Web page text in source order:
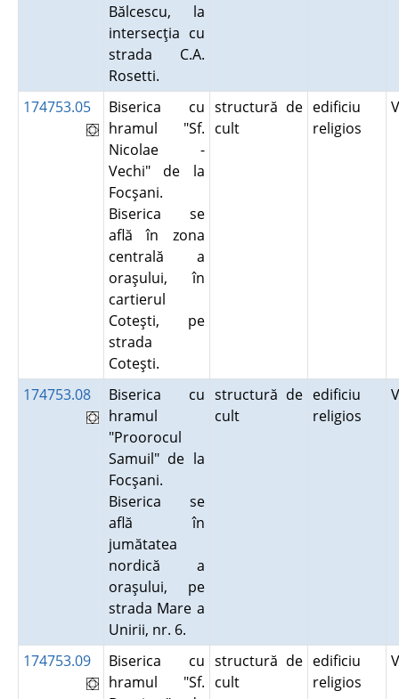
Bălcescu, la
intersecţia cu
strada C.A.
Rosetti.
174753.05
Biserica cu
hramul "Sf.
Nicolae -
Vechi" de la
Focşani.
Biserica se
află în zona
centrală a
oraşului, în
cartierul
Coteşti, pe
strada
Coteşti.
structură de
cult
edificiu
religios
174753.08
Biserica cu
hramul
"Proorocul
Samuil" de la
Focşani.
Biserica se
află în
jumătatea
nordică a
oraşului, pe
strada Mare a
Unirii, nr. 6.
structură de
cult
edificiu
religios
174753.09
Biserica cu
hramul "Sf.
structură de
cult
edificiu
religios